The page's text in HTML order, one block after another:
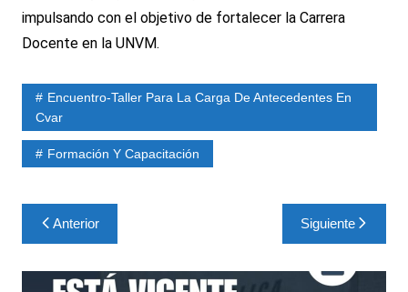
impulsando con el objetivo de fortalecer la Carrera
Docente en la UNVM.
Encuentro-Taller Para La Carga De Antecedentes En
Cvar
Formación Y Capacitación
Navegación
de
entradas
Anterior Siguiente